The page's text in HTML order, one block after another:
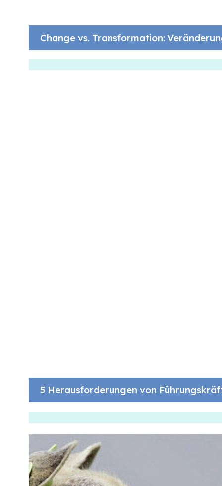
Change vs. Transformation:
5 Herausforderungen von